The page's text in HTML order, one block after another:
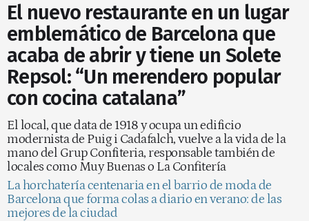
El nuevo restaurante en un lugar
emblemático de Barcelona que
acaba de abrir y tiene un Solete
Repsol: “Un merendero popular
con cocina catalana”
El local, que data de 1918 y ocupa un edificio
modernista de Puig i Cadafalch, vuelve a la vida de la
mano del Grup Confiteria, responsable también de
locales como Muy Buenas o La Confitería
La horchatería centenaria en el barrio de moda de
Barcelona que forma colas a diario en verano: de las
mejores de la ciudad